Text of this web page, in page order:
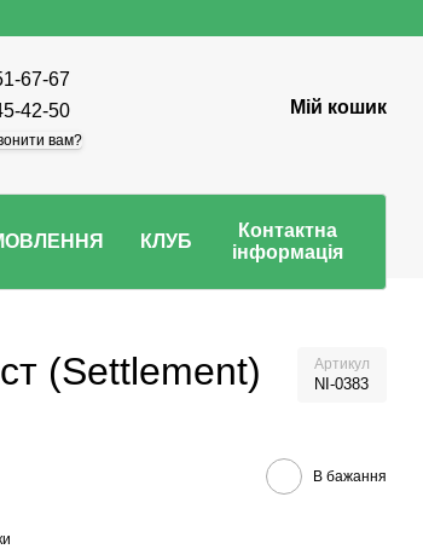
67-67
42-50
вам?
Мій кошик
КЛУБ
Контактна
інформація
(Settlement) Артикул
NI-0383
В бажання